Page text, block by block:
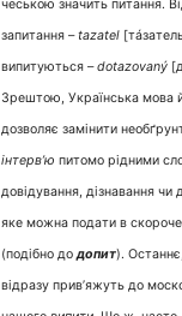
чеською значить питання.
запитання –tazatel
випитуються –dotazovaný
Зрештою, Українська мова
дозволяє замінити
інтерв’ю питомо рідними
довідування, дізнавання чи
яке можна подати в
(подібно додопит).
відразу прив’яжуть до